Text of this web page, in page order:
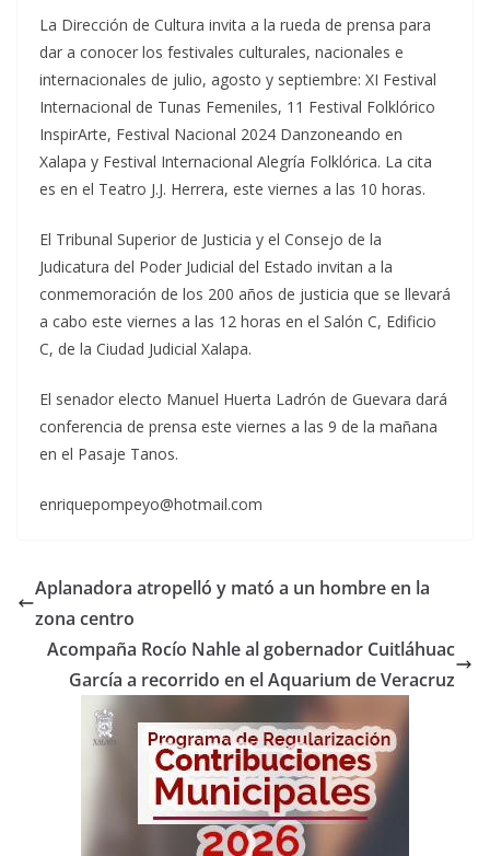
La Dirección de Cultura invita a la rueda de prensa para
dar a conocer los festivales culturales, nacionales e
internacionales de julio, agosto y septiembre: XI Festival
Internacional de Tunas Femeniles, 11 Festival Folklórico
InspirArte, Festival Nacional 2024 Danzoneando en
Xalapa y Festival Internacional Alegría Folklórica. La cita
es en el Teatro J.J. Herrera, este viernes a las 10 horas.
El Tribunal Superior de Justicia y el Consejo de la
Judicatura del Poder Judicial del Estado invitan a la
conmemoración de los 200 años de justicia que se llevará
a cabo este viernes a las 12 horas en el Salón C, Edificio
C, de la Ciudad Judicial Xalapa.
El senador electo Manuel Huerta Ladrón de Guevara dará
conferencia de prensa este viernes a las 9 de la mañana
en el Pasaje Tanos.
enriquepompeyo@hotmail.com
Aplanadora atropelló y mató a un hombre en la
zona centro
Acompaña Rocío Nahle al gobernador Cuitláhuac
García a recorrido en el Aquarium de Veracruz